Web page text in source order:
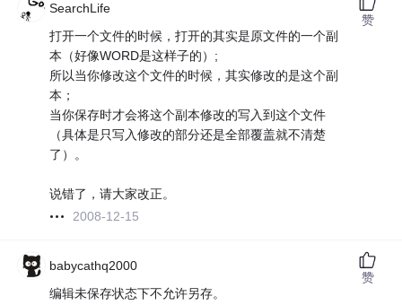
SearchLife
打开一个文件的时候，打开的其实是原文件的一个副
本（好像WORD是这样子的）;
所以当你修改这个文件的时候，其实修改的是这个副
本；
当你保存时才会将这个副本修改的写入到这个文件
（具体是只写入修改的部分还是全部覆盖就不清楚
了）。
说错了，请大家改正。
2008-12-15
赞
babycathq2000
编辑未保存状态下不允许另存。
赞